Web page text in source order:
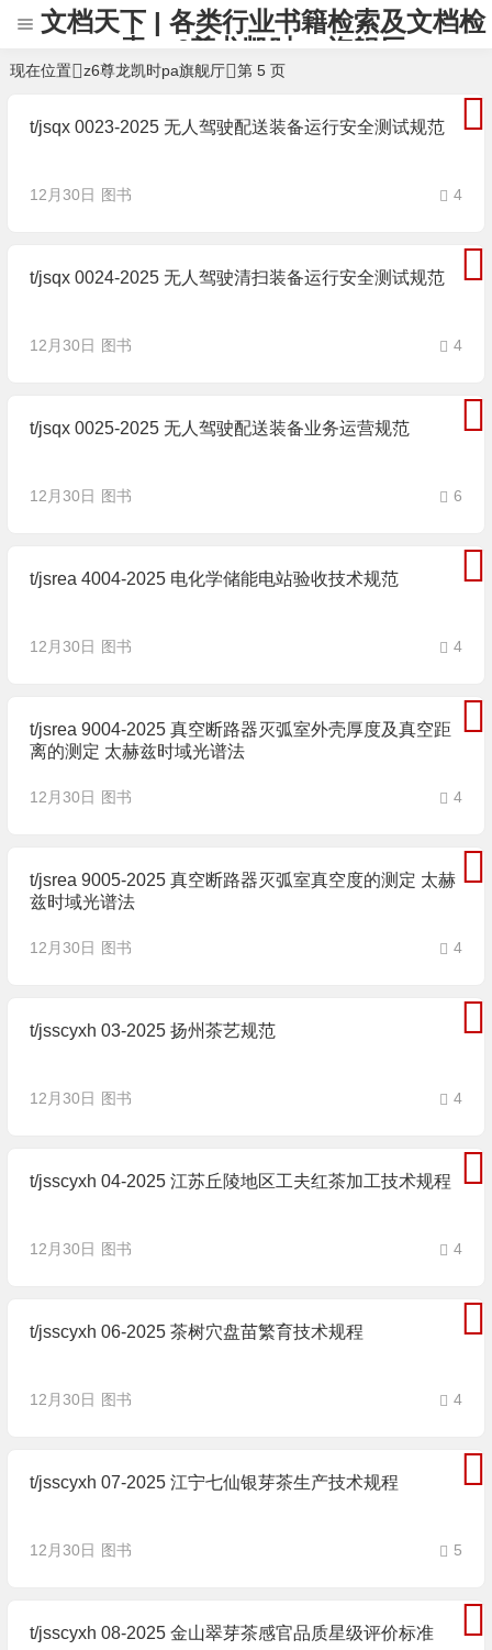
文档天下 | 各类行业书籍检索及文档检
索 -z6尊龙凯时pa旗舰厅
现在位置 z6尊龙凯时pa旗舰厅 第 5 页
t/jsqx 0023-2025 无人驾驶配送装备运行安全测试规范
12月30日 图书 4
t/jsqx 0024-2025 无人驾驶清扫装备运行安全测试规范
12月30日 图书 4
t/jsqx 0025-2025 无人驾驶配送装备业务运营规范
12月30日 图书 6
t/jsrea 4004-2025 电化学储能电站验收技术规范
12月30日 图书 4
t/jsrea 9004-2025 真空断路器灭弧室外壳厚度及真空距
离的测定 太赫兹时域光谱法
12月30日 图书 4
t/jsrea 9005-2025 真空断路器灭弧室真空度的测定 太赫
兹时域光谱法
12月30日 图书 4
t/jsscyxh 03-2025 扬州茶艺规范
12月30日 图书 4
t/jsscyxh 04-2025 江苏丘陵地区工夫红茶加工技术规程
12月30日 图书 4
t/jsscyxh 06-2025 茶树穴盘苗繁育技术规程
12月30日 图书 4
t/jsscyxh 07-2025 江宁七仙银芽茶生产技术规程
12月30日 图书 5
t/jsscyxh 08-2025 金山翠芽茶感官品质星级评价标准